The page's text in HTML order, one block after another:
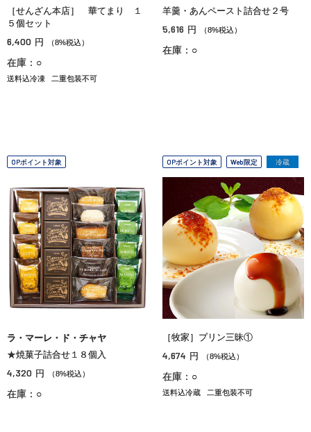
［せんざん本店］ 華てまり １
５個セット
6,400 円 （8%税込）
在庫：○
送料込冷凍 二重包装不可
羊羹・あんペースト詰合せ２号
5,616 円 （8%税込）
在庫：○
OPポイント対象
ラ・マーレ・ド・チャヤ
★焼菓子詰合せ１８個入
4,320 円 （8%税込）
在庫：○
OPポイント対象 Web限定 冷蔵
［牧家］プリン三昧①
4,674 円 （8%税込）
在庫：○
送料込冷蔵 二重包装不可